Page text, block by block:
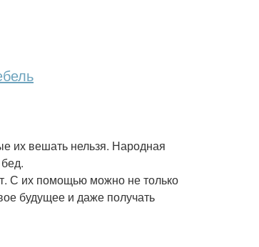
их вешать нельзя. Народная
С их помощью можно не только
будущее и даже получать